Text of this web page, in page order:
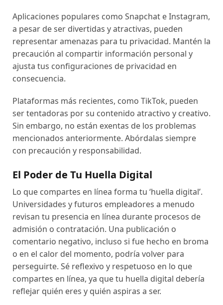
Aplicaciones populares como Snapchat e Instagram,
a pesar de ser divertidas y atractivas, pueden
representar amenazas para tu privacidad. Mantén la
precaución al compartir información personal y
ajusta tus configuraciones de privacidad en
consecuencia.
Plataformas más recientes, como TikTok, pueden
ser tentadoras por su contenido atractivo y creativo.
Sin embargo, no están exentas de los problemas
mencionados anteriormente. Abórdalas siempre
con precaución y responsabilidad.
El Poder de Tu Huella Digital
Lo que compartes en línea forma tu ‘huella digital’.
Universidades y futuros empleadores a menudo
revisan tu presencia en línea durante procesos de
admisión o contratación. Una publicación o
comentario negativo, incluso si fue hecho en broma
o en el calor del momento, podría volver para
perseguirte. Sé reflexivo y respetuoso en lo que
compartes en línea, ya que tu huella digital debería
reflejar quién eres y quién aspiras a ser.